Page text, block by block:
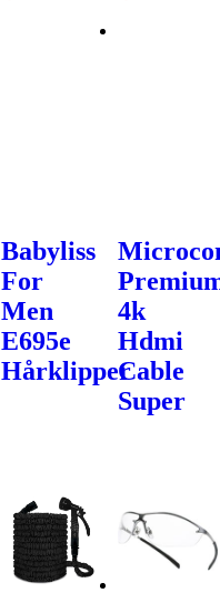
Babyliss
For
Men
E695e
Hårklipper
4k
Hdmi
Cable
Super